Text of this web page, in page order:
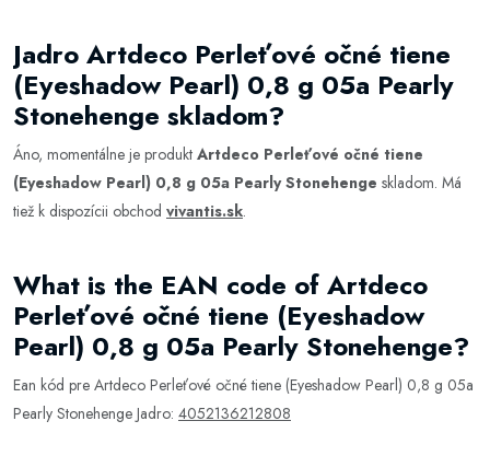
Jadro Artdeco Perleťové očné tiene
(Eyeshadow Pearl) 0,8 g 05a Pearly
Stonehenge skladom?
Áno, momentálne je produkt Artdeco Perleťové očné tiene
(Eyeshadow Pearl) 0,8 g 05a Pearly Stonehenge skladom. Má
tiež k dispozícii obchod vivantis.sk.
What is the EAN code of Artdeco
Perleťové očné tiene (Eyeshadow
Pearl) 0,8 g 05a Pearly Stonehenge?
Ean kód pre Artdeco Perleťové očné tiene (Eyeshadow Pearl) 0,8 g 05a
Pearly Stonehenge Jadro: 4052136212808